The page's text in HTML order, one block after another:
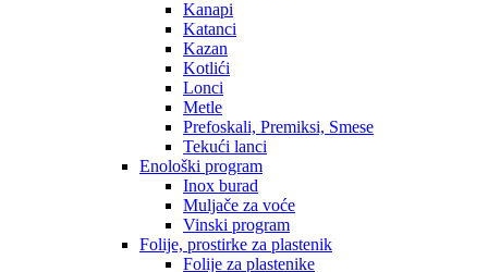
Kanapi
Katanci
Kazan
Kotlići
Lonci
Metle
Prefoskali, Premiksi, Smese
Tekući lanci
Enološki program
Inox burad
Muljače za voće
Vinski program
Folije, prostirke za plastenik
Folije za plastenike